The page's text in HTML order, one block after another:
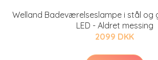
Welland Badeværelseslampe i stål og
LED - Aldret messing
2099 DKK